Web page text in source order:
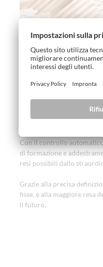
Redditizio –
SOLID SCAN
Con il controllo
di formazione e
resi possibili dallo
Grazie alla precisa
fisse, e alla maggiore resa
il futuro.